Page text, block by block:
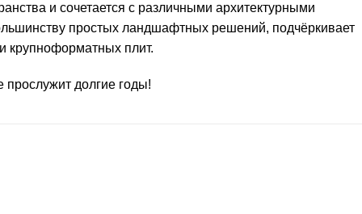
и сочетается с различными архитектурными
простых ландшафтных решений, подчёркивает
крупноформатных плит.
долгие годы!